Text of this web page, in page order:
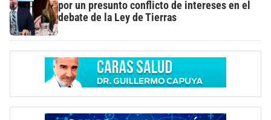
por un presunto conflicto de intereses en el
debate de la Ley de Tierras